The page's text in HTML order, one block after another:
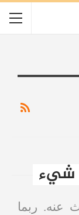
شيء
عنه. ربما